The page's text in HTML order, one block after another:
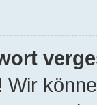
Wir